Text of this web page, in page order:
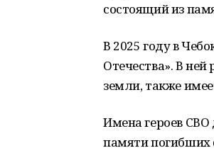
состоящий из
В 2025 году в
Отечества». В
земли, также
Имена героев
памяти погибших